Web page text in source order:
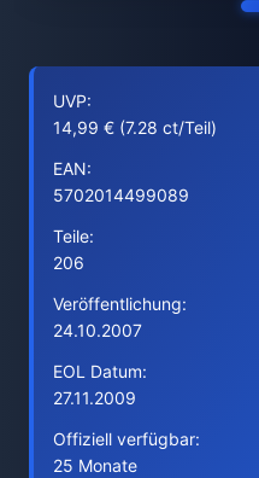
UVP:
14,99 € (7.28 ct/Teil)
EAN:
5702014499089
Teile:
206
Veröffentlichung:
24.10.2007
EOL Datum:
27.11.2009
Offiziell verfügbar:
25 Monate